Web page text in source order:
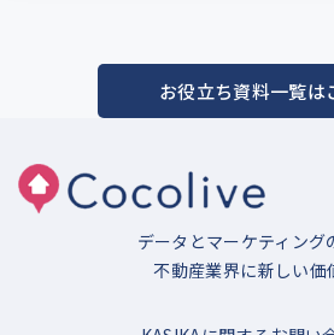
お役立ち資料一覧は
データとマーケティング
不動産業界に新しい価